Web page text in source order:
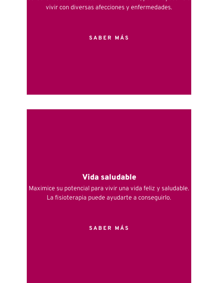
vivir con diversas afecciones y enfermedades.
SABER MÁS
Vida saludable
Maximice su potencial para vivir una vida feliz y saludable.
La fisioterapia puede ayudarte a conseguirlo.
SABER MÁS